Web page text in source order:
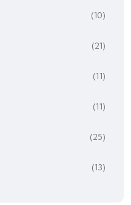
(10)
(21)
(11)
(11)
(25)
(13)